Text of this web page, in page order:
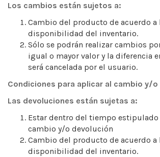
Los cambios están sujetos a:
Cambio del producto de acuerdo a
disponibilidad del inventario.
Sólo se podrán realizar cambios
igual o mayor valor y la diferencia
será cancelada por el usuario.
Condiciones para aplicar al cambio y/
Las devoluciones están sujetas a:
Estar dentro del tiempo estipulado
cambio y/o devolución
Cambio del producto de acuerdo a
disponibilidad del inventario.